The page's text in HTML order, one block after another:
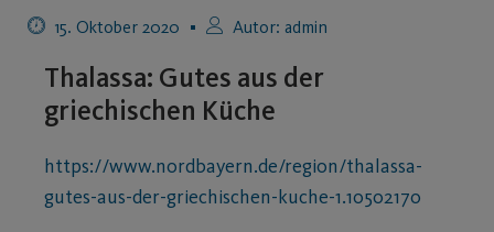
15. Oktober 2020 Autor: admin
Thalassa: Gutes aus der
griechischen Küche
https://www.nordbayern.de/region/thalassa-
gutes-aus-der-griechischen-kuche-1.10502170